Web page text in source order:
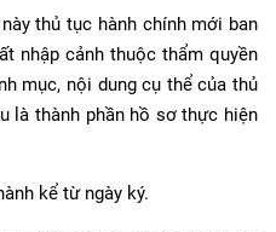
thủ tục hành chính mới ban
nhập cảnh thuộc thẩm quyền
mục, nội dung cụ thể của thủ
là thành phần hồ sơ thực hiện
kể từ ngày ký.